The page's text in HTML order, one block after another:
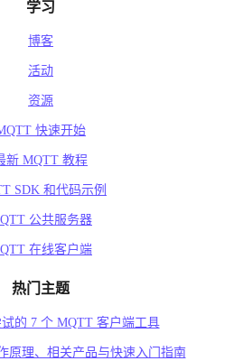
学习
博客
活动
资源
快速开始
新 MQTT 教程
SDK 和代码示例
公共服务器
在线客户端
热门主题
的 7 个 MQTT 客户端工具
原理、相关产品与快速入门指南